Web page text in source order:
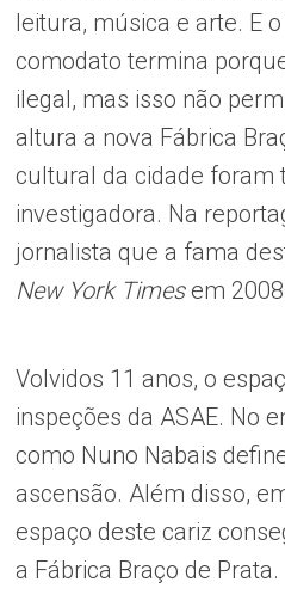
leitura, música e arte. E
comodato termina
ilegal, mas isso não
altura a nova Fábrica
cultural da cidade foram
investigadora. Na
jornalista que a fama
New York Timesem
Volvidos 11 anos, o
inspeções da ASAE. No
como Nuno Nabais
ascensão. Além disso,
espaço deste cariz
a Fábrica Braço de Prata.